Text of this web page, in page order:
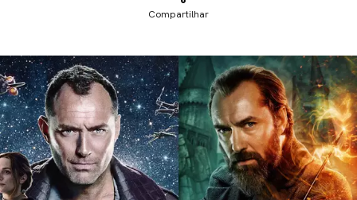
Compartilhar